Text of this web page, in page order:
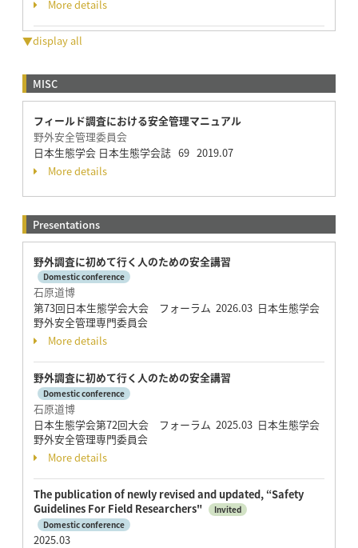
More details
▼display all
MISC
フィールド調査における安全管理マニュアル
野外安全管理委員会
日本生態学会 日本生態学会誌 69 2019.07
More details
Presentations
野外調査に初めて行く人のための安全講習
Domestic conference
石原道博
第73回日本生態学会大会 フォーラム 2026.03 日本生態学会
野外安全管理専門委員会
More details
野外調査に初めて行く人のための安全講習
Domestic conference
石原道博
日本生態学会第72回大会 フォーラム 2025.03 日本生態学会
野外安全管理専門委員会
More details
The publication of newly revised and updated, “Safety
Guidelines For Field Researchers"
Invited
Domestic conference
2025.03